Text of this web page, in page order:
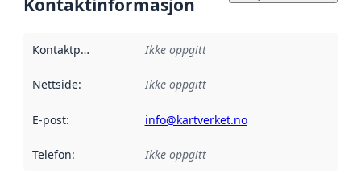
Kontaktinformasjon
Kontaktpunkt Ikke oppgitt
Nettside: Ikke oppgitt
E-post: info@kartverket.no
Telefon: Ikke oppgitt